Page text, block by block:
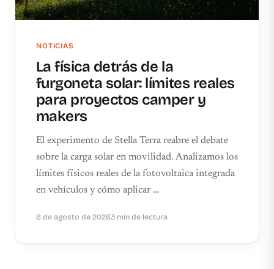
NOTICIAS
La física detrás de la
furgoneta solar: límites reales
para proyectos camper y
makers
El experimento de Stella Terra reabre el debate
sobre la carga solar en movilidad. Analizamos los
límites físicos reales de la fotovoltaica integrada
en vehículos y cómo aplicar …
6 de agosto de 20263 min de lectura